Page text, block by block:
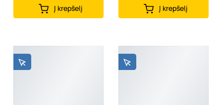
Į krepšelį Į krepšelį